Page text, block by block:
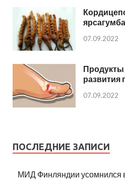
07.09.2022
Продукты
развития
07.09.2022
ПОСЛЕДНИЕ ЗАПИСИ
МИД Финляндии усомнился